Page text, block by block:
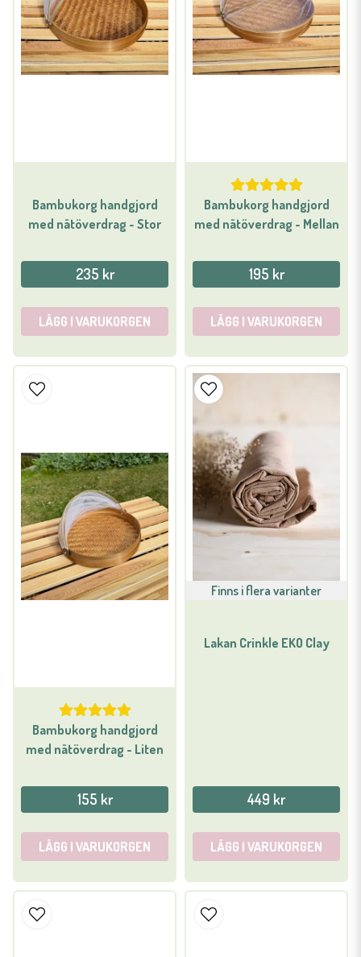
Bambukorg handgjord
med nätöverdrag - Stor
235 kr
LÄGG I VARUKORGEN
Bambukorg handgjord
med nätöverdrag - Mellan
195 kr
LÄGG I VARUKORGEN
Bambukorg handgjord
med nätöverdrag - Liten
155 kr
LÄGG I VARUKORGEN
Finns i flera varianter
Lakan Crinkle EKO Clay
449 kr
LÄGG I VARUKORGEN